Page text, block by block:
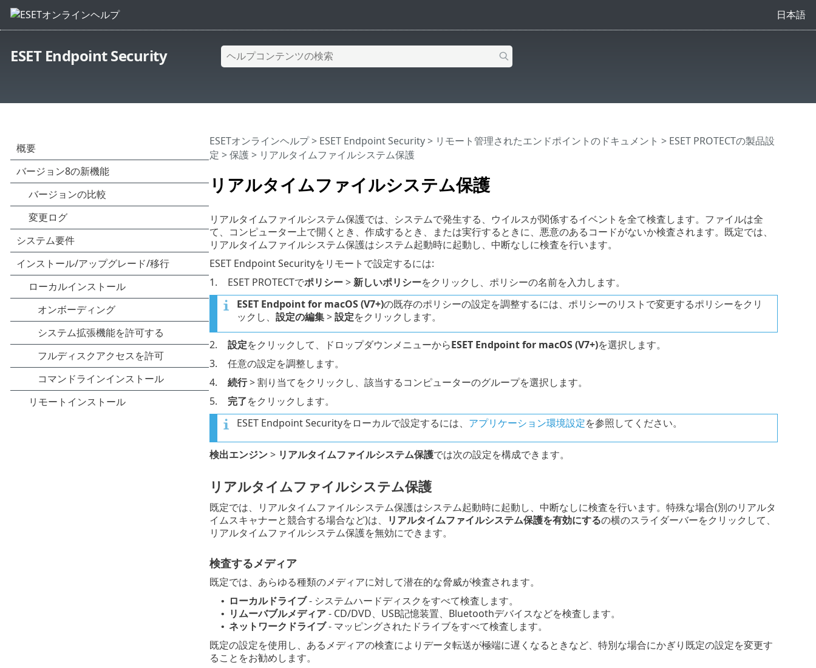
日本語
ESET Endpoint Security
リアルタイムファイルシステム保護
ESETオンラインヘルプ> ESET Endpoint Security> リモート管理されたエンドポイントのドキュメント > ESET PROTECTの製品設
定 >保護> リアルタイムファイルシステム保護
リアルタイムファイルシステム保護では、システムで発生する、ウイルスが関係するイベントを全て検査します。ファイルは全
て、コンピューター上で開くとき、作成するとき、または実行するときに、悪意のあるコードがないか検査されます。既定では、
リアルタイムファイルシステム保護はシステム起動時に起動し、中断なしに検査を行います。
ESET Endpoint Securityをリモートで設定するには:
1.
ESET PROTECTでポリシー>新しいポリシーをクリックし、ポリシーの名前を入力します。
ESET Endpoint for macOS (V7+)の既存のポリシーの設定を調整するには、ポリシーのリストで変更するポリシーをクリ
ックし、 設定の編集>設定をクリックします。
2. 設定をクリックして、ドロップダウンメニューからESET Endpoint for macOS (V7+)を選択します。
3.
任意の設定を調整します。
4.
続行> 割り当てをクリックし、該当するコンピューターのグループを選択します。
5.
完了をクリックします。
ESET Endpoint Securityをローカルで設定するには、 アプリケーション環境設定を参照してください。
検出エンジン> リアルタイムファイルシステム保護では次の設定を構成できます。
リアルタイムファイルシステム保護
既定では、リアルタイムファイルシステム保護はシステム起動時に起動し、中断なしに検査を行います。特殊な場合(別のリアルタ
イムスキャナーと競合する場合など)は、
リアルタイムファイルシステム保護を有効にするの横のスライダーバーをクリックして、
リアルタイムファイルシステム保護を無効にできます。
検査するメディア
既定では、あらゆる種類のメディアに対して潜在的な脅威が検査されます。
• ローカルドライブ- システムハードディスクをすべて検査します。
• リムーバブルメディア- CD/DVD、USB記憶装置、Bluetoothデバイスなどを検査します。
• ネットワークドライブ- マッピングされたドライブをすべて検査します。
既定の設定を使用し、あるメディアの検査によりデータ転送が極端に遅くなるときなど、特別な場合にかぎり既定の設定を変更す
ることをお勧めします。